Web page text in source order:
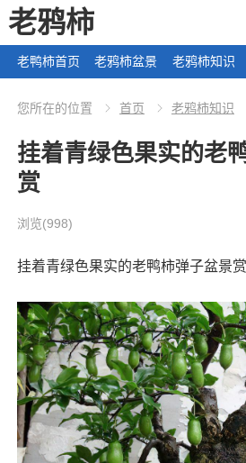
老鸦柿
老鸭柿首页 老鸦柿盆景 老鸦柿知识
您所在的位置 首页 老鸦柿知识
挂着青绿色果实的老
赏
浏览(998)
挂着青绿色果实的老鸭柿弹子盆景赏